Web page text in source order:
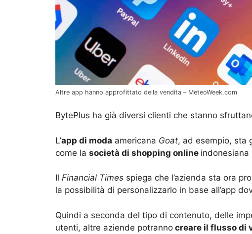
Altre app hanno approfittato della vendita – MeteoWeek.com
BytePlus ha già diversi clienti che stanno
L’app di moda americana Goat, ad esempio, sta
come la società di shopping online indonesiana
Il Financial Times spiega che l’azienda sta ora
la possibilità di personalizzarlo in base all’app
Quindi a seconda del tipo di contenuto, delle
utenti, altre aziende potranno creare il flusso di